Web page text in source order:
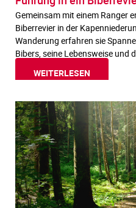
Gemeinsam mit einem Ranger
Biberrevier in der
Wanderung erfahren sie
Bibers, seine Lebensweise und
WEITERLESEN